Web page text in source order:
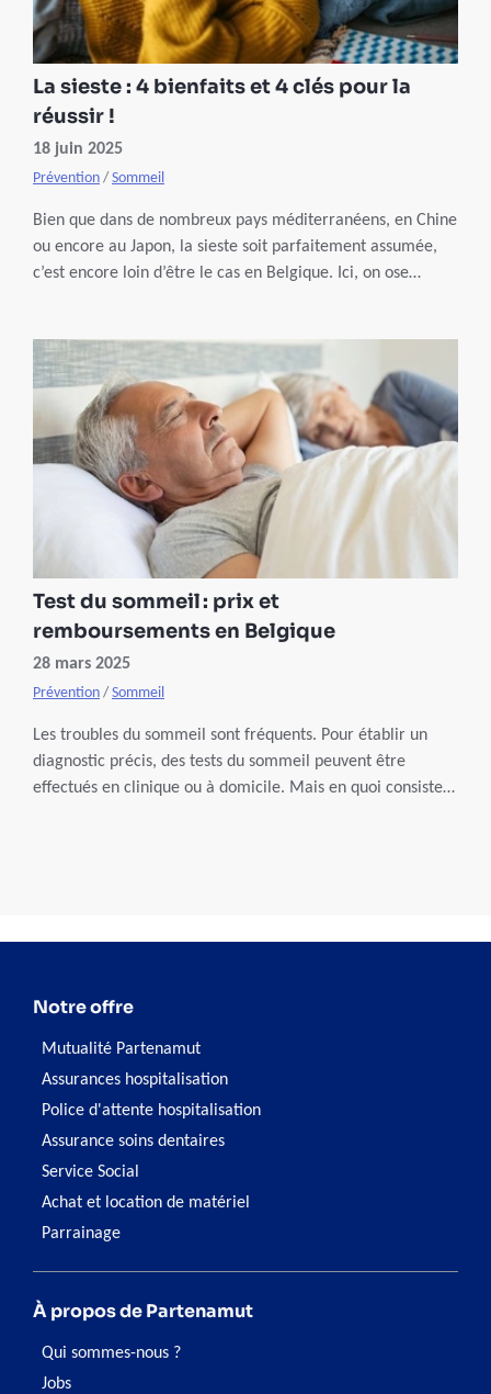
La sieste : 4 bienfaits et 4 clés pour la
réussir !
18 juin 2025
Prévention / Sommeil
Bien que dans de nombreux pays méditerranéens, en Chine
ou encore au Japon, la sieste soit parfaitement assumée,
c’est encore loin d’être le cas en Belgique. Ici, on ose
nombreuses vertus et peut s’expérimenter toute l’année !
Test du sommeil : prix et
remboursements en Belgique
28 mars 2025
Prévention / Sommeil
Les troubles du sommeil sont fréquents. Pour établir un
diagnostic précis, des tests du sommeil peuvent être
effectués en clinique ou à domicile. Mais en quoi consistent
Notre offre
Mutualité Partenamut
Assurances hospitalisation
Police d'attente hospitalisation
Assurance soins dentaires
Service Social
Achat et location de matériel
Parrainage
À propos de Partenamut
Qui sommes-nous ?
Jobs